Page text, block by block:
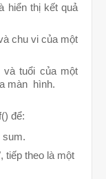
hiển thị kết quả
chu vi của một
tuổi của một
màn hình.
để:
sum.
tiếp theo là một